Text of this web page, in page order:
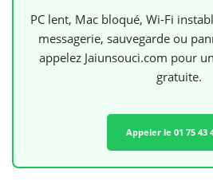
PC lent, Mac bloqué, Wi-Fi
messagerie, sauvegarde ou
appelez Jaiunsouci.com pour
gratuite.
Appeler le 01 75 43